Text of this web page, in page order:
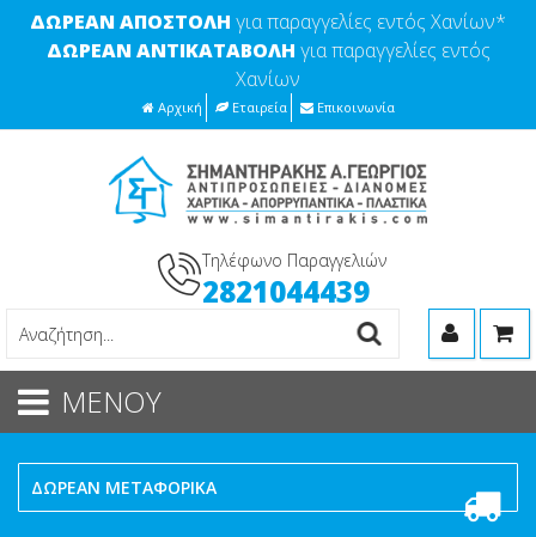
ΔΩΡΕΑΝ ΑΠΟΣΤΟΛΗ για παραγγελίες εντός Χανίων*
ΔΩΡΕΑΝ ΑΝΤΙΚΑΤΑΒΟΛΗ για παραγγελίες εντός
Χανίων
Αρχική Εταιρεία Επικοινωνία
Τηλέφωνο Παραγγελιών
2821044439
ΜΕΝΟΥ
ΔΩΡΕΑΝ ΜΕΤΑΦΟΡΙΚΑ